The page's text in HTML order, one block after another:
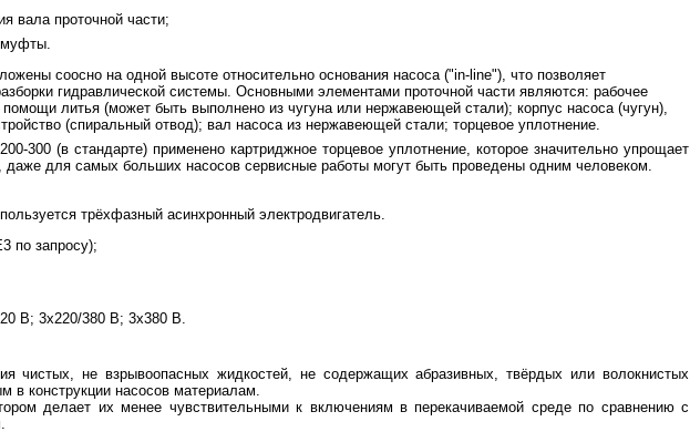
вала проточной части;
муфты.
соосно на одной высоте относительно основания насоса ("in-line"), что позволяет
гидравлической системы. Основными элементами проточной части являются: рабочее
помощи литья (может быть выполнено из чугуна или нержавеющей стали); корпус насоса (чугун),
(спиральный отвод); вал насоса из нержавеющей стали; торцевое уплотнение.
300 (в стандарте) применено картриджное торцевое уплотнение, которое значительно упрощает
для самых больших насосов сервисные работы могут быть проведены одним человеком.
трёхфазный асинхронный электродвигатель.
по запросу);
В; 3x220/380 В; 3x380 В.
чистых, не взрывоопасных жидкостей, не содержащих абразивных, твёрдых или волокнистых
в конструкции насосов материалам.
делает их менее чувствительными к включениям в перекачиваемой среде по сравнению с